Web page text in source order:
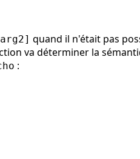
quand il n'était pas
va déterminer la
: